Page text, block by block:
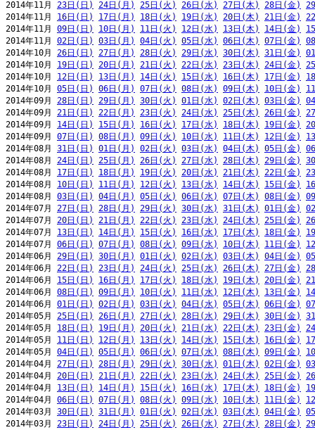
2014年11月 23日(日) 24日(月) 25日(火) 26日(水) 27日(木) 28日(金)
2014年11月 16日(日) 17日(月) 18日(火) 19日(水) 20日(木) 21日(金)
2014年11月 09日(日) 10日(月) 11日(火) 12日(水) 13日(木) 14日(金)
2014年11月 02日(日) 03日(月) 04日(火) 05日(水) 06日(木) 07日(金)
2014年10月 26日(日) 27日(月) 28日(火) 29日(水) 30日(木) 31日(金)
2014年10月 19日(日) 20日(月) 21日(火) 22日(水) 23日(木) 24日(金)
2014年10月 12日(日) 13日(月) 14日(火) 15日(水) 16日(木) 17日(金)
2014年10月 05日(日) 06日(月) 07日(火) 08日(水) 09日(木) 10日(金)
2014年09月 28日(日) 29日(月) 30日(火) 01日(水) 02日(木) 03日(金)
2014年09月 21日(日) 22日(月) 23日(火) 24日(水) 25日(木) 26日(金)
2014年09月 14日(日) 15日(月) 16日(火) 17日(水) 18日(木) 19日(金)
2014年09月 07日(日) 08日(月) 09日(火) 10日(水) 11日(木) 12日(金)
2014年08月 31日(日) 01日(月) 02日(火) 03日(水) 04日(木) 05日(金)
2014年08月 24日(日) 25日(月) 26日(火) 27日(水) 28日(木) 29日(金)
2014年08月 17日(日) 18日(月) 19日(火) 20日(水) 21日(木) 22日(金)
2014年08月 10日(日) 11日(月) 12日(火) 13日(水) 14日(木) 15日(金)
2014年08月 03日(日) 04日(月) 05日(火) 06日(水) 07日(木) 08日(金)
2014年07月 27日(日) 28日(月) 29日(火) 30日(水) 31日(木) 01日(金)
2014年07月 20日(日) 21日(月) 22日(火) 23日(水) 24日(木) 25日(金)
2014年07月 13日(日) 14日(月) 15日(火) 16日(水) 17日(木) 18日(金)
2014年07月 06日(日) 07日(月) 08日(火) 09日(水) 10日(木) 11日(金)
2014年06月 29日(日) 30日(月) 01日(火) 02日(水) 03日(木) 04日(金)
2014年06月 22日(日) 23日(月) 24日(火) 25日(水) 26日(木) 27日(金)
2014年06月 15日(日) 16日(月) 17日(火) 18日(水) 19日(木) 20日(金)
2014年06月 08日(日) 09日(月) 10日(火) 11日(水) 12日(木) 13日(金)
2014年06月 01日(日) 02日(月) 03日(火) 04日(水) 05日(木) 06日(金)
2014年05月 25日(日) 26日(月) 27日(火) 28日(水) 29日(木) 30日(金)
2014年05月 18日(日) 19日(月) 20日(火) 21日(水) 22日(木) 23日(金)
2014年05月 11日(日) 12日(月) 13日(火) 14日(水) 15日(木) 16日(金)
2014年05月 04日(日) 05日(月) 06日(火) 07日(水) 08日(木) 09日(金)
2014年04月 27日(日) 28日(月) 29日(火) 30日(水) 01日(木) 02日(金)
2014年04月 20日(日) 21日(月) 22日(火) 23日(水) 24日(木) 25日(金)
2014年04月 13日(日) 14日(月) 15日(火) 16日(水) 17日(木) 18日(金)
2014年04月 06日(日) 07日(月) 08日(火) 09日(水) 10日(木) 11日(金)
2014年03月 30日(日) 31日(月) 01日(火) 02日(水) 03日(木) 04日(金)
2014年03月 23日(日) 24日(月) 25日(火) 26日(水) 27日(木) 28日(金)